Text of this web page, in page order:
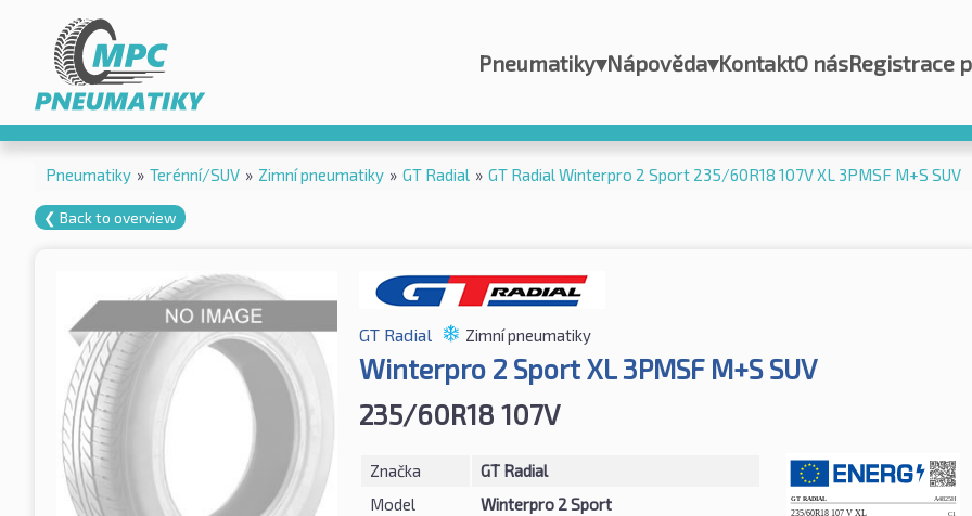
Pneumatiky▾Nápověda▾KontaktO násRegistrace
Pneumatiky » Terénní/SUV » Zimní pneumatiky » GT Radial » GT Radial Winterpro 2 Sport 235/60R18 107V XL 3PMSF M+S SUV
❮ Back to overview
GT Radial Zimní pneumatiky
Winterpro 2 Sport XL 3PMSF M+S SUV
235/60R18 107V
Značka
GT Radial
Model
Winterpro 2 Sport